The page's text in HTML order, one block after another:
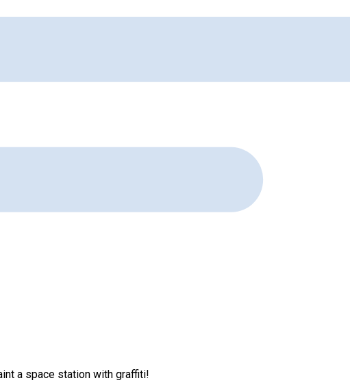
a space station with graffiti!